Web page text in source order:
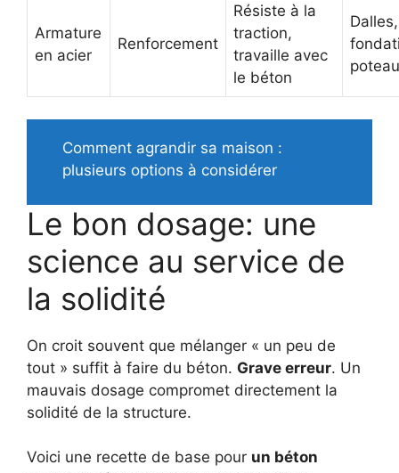
Armature
en acier
Renforcement
Résiste à la
traction,
travaille avec
le béton
Dalles,
Comment agrandir sa maison :
plusieurs options à considérer
Le bon dosage: une
science au service de
la solidité
On croit souvent que mélanger « un peu de
tout » suffit à faire du béton. Grave erreur. Un
mauvais dosage compromet directement la
solidité de la structure.
Voici une recette de base pour un béton